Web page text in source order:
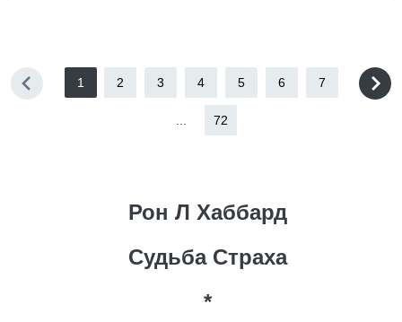
1 2 3 4 5 6 7
72
Рон Л Хаббард
Судьба Страха
*